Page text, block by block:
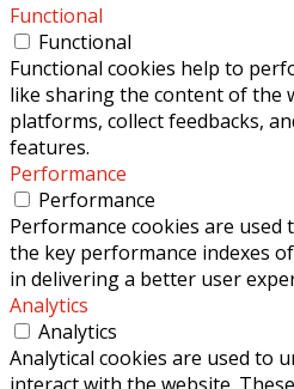
Functional
Functional
Functional cookies help to
like sharing the content of the
platforms, collect feedbacks,
features.
Performance
Performance
Performance cookies are used
the key performance indexes
in delivering a better user
Analytics
Analytics
Analytical cookies are used to
interact with the website.